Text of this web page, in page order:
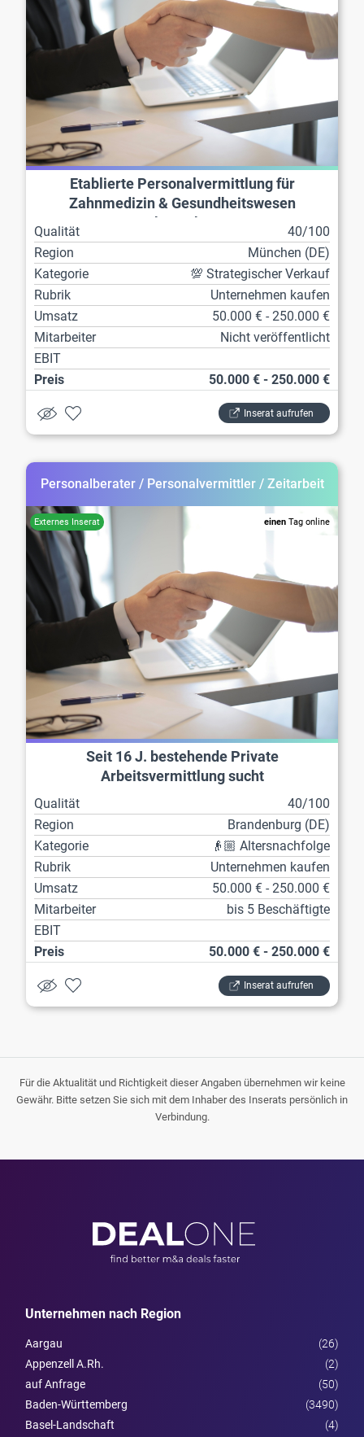
Etablierte Personalvermittlung für
Zahnmedizin & Gesundheitswesen
Qualität
40/100
Region
München (DE)
Kategorie
💯 Strategischer Verkauf
Rubrik
Unternehmen kaufen
Umsatz
50.000 € - 250.000 €
Mitarbeiter
Nicht veröffentlicht
EBIT
Preis
50.000 € - 250.000 €
Inserat aufrufen
Personalberater / Personalvermittler / Zeitarbeit
einen Tag online
Seit 16 J. bestehende Private
Arbeitsvermittlung sucht
Qualität
40/100
Region
Brandenburg (DE)
Kategorie
👴🏼 Altersnachfolge
Rubrik
Unternehmen kaufen
Umsatz
50.000 € - 250.000 €
Mitarbeiter
bis 5 Beschäftigte
EBIT
Preis
50.000 € - 250.000 €
Inserat aufrufen
Für die Aktualität und Richtigkeit dieser Angaben übernehmen wir keine
Gewähr. Bitte setzen Sie sich mit dem Inhaber des Inserats persönlich in
Verbindung.
Unternehmen nach Region
Aargau
(26)
Appenzell A.Rh.
(2)
auf Anfrage
(50)
Baden-Württemberg
(3490)
Basel-Landschaft
(4)